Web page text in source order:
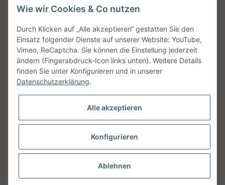
Unsere Versanddienstleister
Unsere Communities
Vertrag widerrufen
* Alle Preise inkl. gesetzlicher USt., zzgl.
Wie wir Cookies & Co nutzen
Durch Klicken auf „Alle akzeptieren“ gestatten Sie den
Einsatz folgender Dienste auf unserer Website: YouTube,
Vimeo, ReCaptcha. Sie können die Einstellung jederzeit
ändern (Fingerabdruck-Icon links unten). Weitere Details
finden Sie unter Konfigurieren und in unserer
Datenschutzerklärung.
Alle akzeptieren
Konfigurieren
Ablehnen